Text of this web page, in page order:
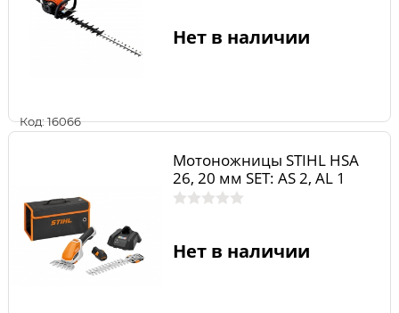
Код: 16066
Нет в наличии
Мотоножницы STIHL НSA
26, 20 мм SET: AS 2, AL 1
Нет в наличии